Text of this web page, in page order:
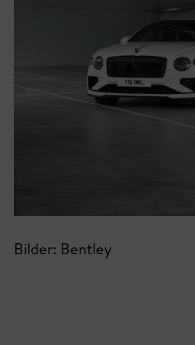
Bilder: Bentley